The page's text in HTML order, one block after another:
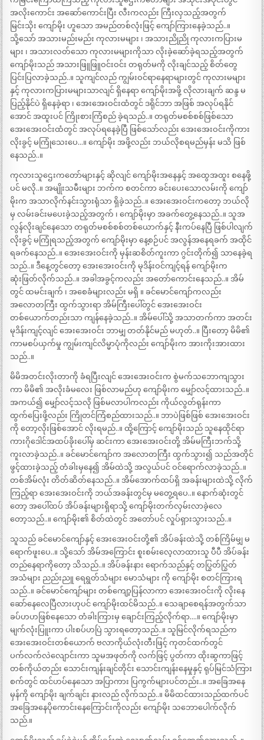
အလိုးကောင်း အဆော်ကောင်းပြီး လီးကလည်း ကြီးလှသည့်အတွက်
မြင်းသိုး ကျော်မိုး ဟူသော အမည်တစ်လုံးဖြင့် ကျော်ကြားနေခဲ့သည်..။
သို့သော် အသားမည်းမည်း ကုလားမများ ၊ အသားညိုညို ကုလားကပြားမ
များ ၊ အသားလတ်သော ကုလားမများကိုသာ လိုးခဲ့ဆော်ခဲ့ရသည့်အတွက်
ကျော်မိုးသည် အသားဖြူဖြူဝင်းဝင်း တရုတ်မကို လိုးချင်သည့် စိတ်တွေ
ပြင်းပြလာခဲ့သည်..။ သူကျင်လည် ကျွမ်းဝင်ရာနေရာများတွင် ကုလားမများ
နှင့် ကုလားကပြားမများသာလျင် ရှိနေရာ ကျော်မိုးအဖို့ လိုလားချက် ဆန္ဒ မ
ပြည့်နိုင်ပဲ ရှိနေခဲ့ရာ ၊ အေးအေးဝင်းထံတွင် ဒရိုင်ဘာ အဖြစ် အလုပ်ရနိုင်
အောင် အထူးပင် ကြိုးစားကြံစည် ခဲ့ရသည်..။ တရုတ်မစစ်စစ်ဖြစ်သော
အေးအေးဝင်းထံတွင် အလုပ်ရနေခဲ့ပြီ ဖြစ်သော်လည်း အေးအေးဝင်းကိုကား
လိုးခွင့် မကြုံသေးပေ…။ ကျော်မိုး အဖို့လည်း ဘယ်လိုစရမည်မှန်း မသိ ဖြစ်
နေသည်..။
ကုလားသူဌေးကတော်များနှင့် ဆိုလျင် ကျော်မိုးအနေနှင့် အထွေအထူး စနေဖို့
ပင် မလို..။ အမျိုးသမီးများ ဘက်က စတင်ကာ ခင်းပေးသောလမ်းကို ကျော်
မိုးက အသာလိုက်နင်းသွားရုံသာ ရှိခဲ့သည်..။ အေးအေးဝင်းကတော့ ဘယ်လို
မှ လမ်းခင်းမပေးခဲ့သည့်အတွက် ၊ ကျော်မိုးမှာ အခက်တွေ့နေသည်..။ သူအ
လွန်လိုးချင်နေသော တရုတ်မစစ်စစ်တစ်ယောက်နှင့် နီးကပ်နေပြီ ဖြစ်ပါလျက်
လိုးခွင့် မကြုံရသည့်အတွက် ကျော်မိုးမှာ နေ့စဉ်ပင် အလွန်အနေရခက် အထိုင်
ရခက်နေသည်..။ အေးအေးဝင်းကို မှန်းဆစိတ်ကူးကာ ဂွင်းတိုက်၍ သာနေခဲ့ရ
သည်..။ ဒီနေ့တွင်တော့ အေးအေးဝင်းကို မုဒိန်းဝင်ကျင့်ရန် ကျော်မိုးက
ဆုံးဖြတ်လိုက်သည်..။ အခါအခွင့်ကလည်း အတော်ကောင်းနေသည်..။ အိမ်
တွင် ထမင်းချက် ၊ အစေခံများလည်း မရှိ ။ ခင်မောင်ကျော်ကလည်း
အလောတကြီး ထွက်သွားရာ အိမ်ကြီးပေါ်တွင် အေးအေးဝင်း
တစ်ယောက်တည်းသာ ကျန်နေခဲ့သည်..။ အိမ်ပေါ်သို့ အသာတက်ကာ အတင်း
မုဒိန်းကျင့်လျင် အေးအေးဝင်း ဘာမျှ တတ်နိုင်မည် မဟုတ်..။ ပြီးတော့ မိမိ၏
ကာမစပ်ယှက်မှု ကျွမ်းကျင်လိမ္မာပုံကိုလည်း ကျော်မိုးက အားကိုးအားထား
သည်..။
မိမိအတင်းလိုးတာကို ခံရပြီးလျင် အေးအေးဝင်းက စွဲမက်သဘောကျသွား
ကာ မိမိ၏ အလိုးခံမလေး ဖြစ်လာမည်ဟု ကျော်မိုးက မျှော်လင့်ထားသည်..။
အကယ်၍ မျှော်လင့်သလို ဖြစ်မလာပါကလည်း ကိုယ်လွတ်ရုန်းကာ
ထွက်ပြေးဖို့လည်း ကြိုတင်ကြံစည်ထားသည်..။ ဘာပဲဖြစ်ဖြစ် အေးအေးဝင်း
ကို တော့လိုးဖြစ်အောင် လိုးရမည်..။ ထို့ကြောင့် ကျော်မိုးသည် သူနေထိုင်ရာ
ကားဂိုဒေါင်အထပ်ခိုးပေါ်မှ ဆင်းကာ အေးအေးဝင်းတို့ အိမ်မကြီးဘက်သို့
ကူးလာခဲ့သည်..။ ခင်မောင်ကျော်က အလောတကြီး ထွက်သွား၍ သည်အတိုင်
ဖွင့်ထားခဲ့သည့် တံခါးမှနေ၍ အိမ်ထဲသို့ အလွယ်ပင် ဝင်ရောက်လာခဲ့သည်..။
တစ်အိမ်လုံး တိတ်ဆိတ်နေသည်..။ အိမ်အောက်ထပ်ရှိ အခန်းများထဲသို့ လိုက်
ကြည့်ရာ အေးအေးဝင်းကို ဘယ်အခန်းတွင်မှ မတွေ့ရပေ..။ နောက်ဆုံးတွင်
တော့ အပေါ်ထပ် အိပ်ခန်းများရှိရာသို့ ကျော်မိုးတက်လှမ်းလာခဲ့လေ
တော့သည်..။ ကျော်မိုး၏ စိတ်ထဲတွင် အတော်ပင် လှုပ်ရှားသွားသည်..။
သူသည် ခင်မောင်ကျော်နှင့် အေးအေးဝင်းတို့၏ အိပ်ခန်းထဲသို့ တစ်ကြိမ်မျှ မ
ရောက်ဖူးပေ..။ သို့သော် အိမ်အကြောင်း စူးစမ်းလေ့လာထားသူ ပီပီ အိပ်ခန်း
တည်နေရာကိုတော့ သိသည်..။ အိပ်ခန်းနား ရောက်သည်နှင့် တပြွတ်ပြွတ်
အသံများ ညည်းညူ ရေရွတ်သံများ မောသံများ ကို ကျော်မိုး စတင်ကြားရ
သည်..။ ခင်မောင်ကျော်များ တစ်ကျော့ပြန်လာကာ အေးအေးဝင်းကို လိုးနေ
ဆော်နေလေပြီလားဟုပင် ကျော်မိုးထင်မိသည်..။ သေချာစေရန်အတွက်သာ
ခပ်ဟဟဖြစ်နေသော တံခါးကြားမှ ချောင်းကြည့်လိုက်ရာ….။ ကျော်မိုးမှာ
မျက်လုံးပြူးကာ ပါးစပ်ဟပြဲ သွားရတော့သည်..။ သူမြင်လိုက်ရသည်က
အေးအေးဝင်းတစ်ယောက် ဗလာကိုယ်လုံးတီးဖြင့် ကုတင်ထက်တွင်
ပက်လက်လဲလျောင်းကာ သူမအဖုတ်ကို လက်ဖြင့် ပွတ်ကာ ထိုးဆွကာဖြင့်
တစ်ကိုယ်တည်း သောင်းကျန်းချင်တိုင်း သောင်းကျန်းနေမှုနှင့် ရုပ်မြင်သံကြား
စက်တွင် ထင်ဟပ်နေသော အပြာကား ပြကွက်များပင်တည်း..။ အခြေအနေ
မှန်ကို ကျော်မိုး ချက်ချင်း နားလည် လိုက်သည်..။ မိမိထင်ထားသည်ထက်ပင်
အခြေအနေပိုကောင်းနေကြောင်းကိုလည်း ကျော်မိုး သဘောပေါက်လိုက်
သည်.။